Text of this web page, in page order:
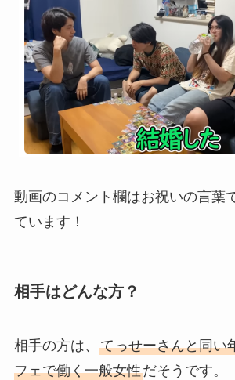
動画のコメント欄はお祝いの言葉
ています！
相手はどんな方？
相手の方は、 てっせーさんと同い
フェで働く一般女性だそうです。